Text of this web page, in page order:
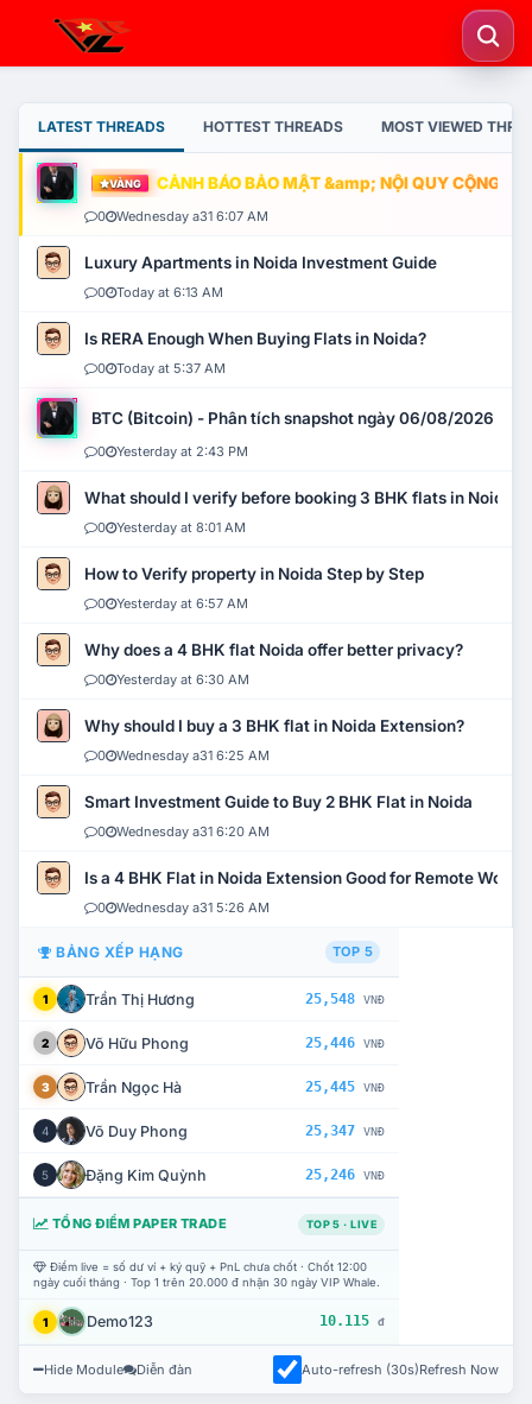
LATEST THREADS HOTTEST THREADS MOST VIEWED
VÀNG CẢNH BÁO BẢO MẬT &amp; NỘI QUY CỘNG
0 Wednesday a31 6:07 AM
Luxury Apartments in Noida Investment Guide
0 Today at 6:13 AM
Is RERA Enough When Buying Flats in Noida?
0 Today at 5:37 AM
BTC (Bitcoin) - Phân tích snapshot ngày 06/08/2026
0 Yesterday at 2:43 PM
What should I verify before booking 3 BHK flats in Noida?
0 Yesterday at 8:01 AM
How to Verify property in Noida Step by Step
0 Yesterday at 6:57 AM
Why does a 4 BHK flat Noida offer better privacy?
0 Yesterday at 6:30 AM
Why should I buy a 3 BHK flat in Noida Extension?
0 Wednesday a31 6:25 AM
Smart Investment Guide to Buy 2 BHK Flat in Noida
0 Wednesday a31 6:20 AM
Is a 4 BHK Flat in Noida Extension Good for Remote Work?
0 Wednesday a31 5:26 AM
BẢNG XẾP HẠNG TOP 5
1 Trần Thị Hương 25,548 VNĐ
2 Võ Hữu Phong 25,446 VNĐ
3 Trần Ngọc Hà 25,445 VNĐ
4 Võ Duy Phong 25,347 VNĐ
5 Đặng Kim Quỳnh 25,246 VNĐ
TỔNG ĐIỂM PAPER TRADE TOP 5 · LIVE
Điểm live = số dư ví + ký quỹ + PnL chưa chốt · Chốt 12:00
ngày cuối tháng · Top 1 trên 20.000 đ nhận 30 ngày VIP Whale.
1 Demo123 10.115 đ
Hide Module Diễn đàn Auto-refresh (30s)Refresh Now